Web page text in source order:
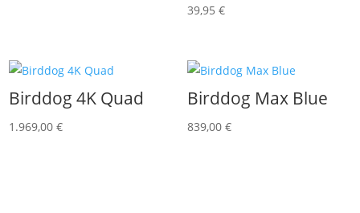
39,95 €
Birddog 4K Quad
1.969,00€
Birddog Max Blue
839,00 €